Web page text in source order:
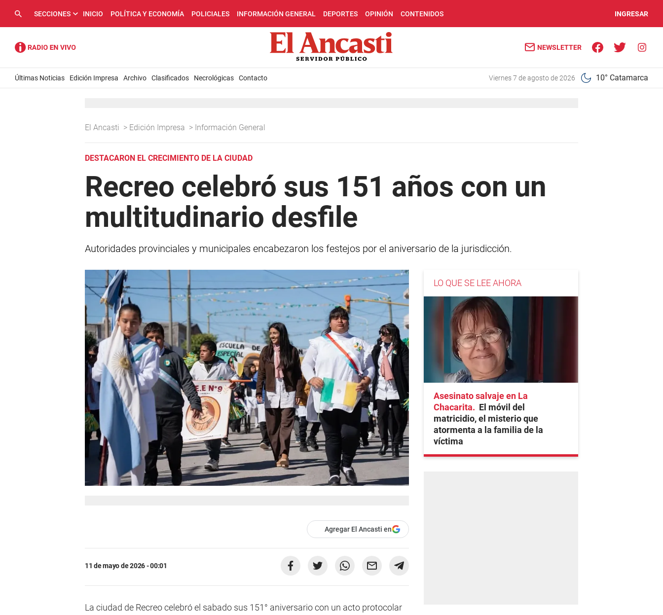
SECCIONES INICIO POLÍTICA Y ECONOMÍA POLICIALES INFORMACIÓN GENERAL DEPORTES OPINIÓN CONTENIDOS INGRESAR
NEWSLETTER
Últimas Noticias Edición Impresa Archivo Clasificados Necrológicas Contacto viernes 7 de agosto de 2026 10° Catamarca
El Ancasti > Edición Impresa > Información General
DESTACARON EL CRECIMIENTO DE LA CIUDAD
Recreo celebró sus 151 años con un
multitudinario desfile
Autoridades provinciales y municipales encabezaron los festejos por el aniversario de la jurisdicción.
Agregar El Ancasti en
11 de mayo de 2026 - 00:01
La ciudad de Recreo celebró el sabado sus 151° aniversario con un acto protocolar
LO QUE SE LEE AHORA
Asesinato salvaje en La
Chacarita
El móvil del
matricidio, el misterio que
atormenta a la familia de la
víctima